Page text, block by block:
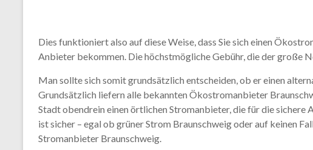
Dies funktioniert also auf diese Weise, dass Sie sich einen
Anbieter bekommen. Die höchstmögliche Gebühr, die der
Man sollte sich somit grundsätzlich entscheiden, ob er einen
Grundsätzlich liefern alle bekannten Ökostromanbieter
Stadt obendrein einen örtlichen Stromanbieter, die für die sichere
ist sicher – egal ob grüner Strom Braunschweig oder auf keinen
Stromanbieter Braunschweig.